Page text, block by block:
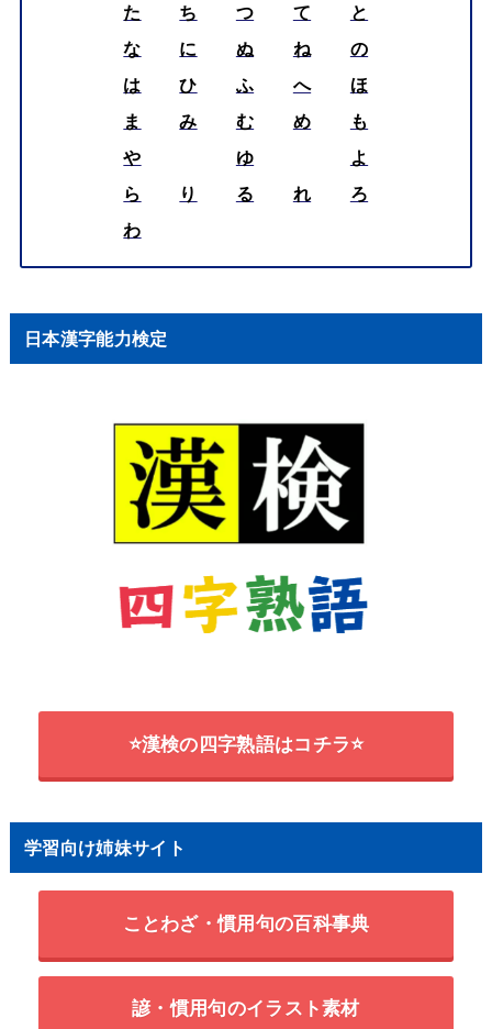
た
ち つ て
と
な
に ぬ ね
の
は
ひ ふ へ
ほ
ま
み む め
も
や
ゆ
よ
ら
り る れ
ろ
わ
日本漢字能力検定
⭐漢検の四字熟語はコチラ⭐
学習向け姉妹サイト
ことわざ・慣用句の百科事典
諺・慣用句のイラスト素材